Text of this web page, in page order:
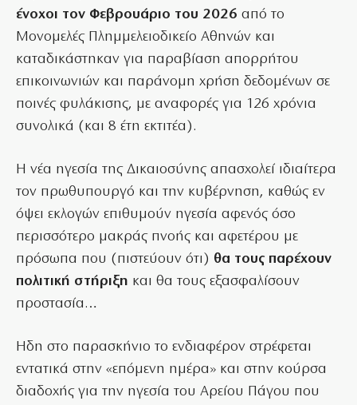
ένοχοι τον Φεβρουάριο του 2026 από το
Μονομελές Πλημμελειοδικείο Αθηνών και
καταδικάστηκαν για παραβίαση απορρήτου
επικοινωνιών και παράνομη χρήση δεδομένων σε
ποινές φυλάκισης, με αναφορές για 126 χρόνια
συνολικά (και 8 έτη εκτιτέα).
Η νέα ηγεσία της Δικαιοσύνης απασχολεί ιδιαίτερα
τον πρωθυπουργό και την κυβέρνηση, καθώς εν
όψει εκλογών επιθυμούν ηγεσία αφενός όσο
περισσότερο μακράς πνοής και αφετέρου με
πρόσωπα που (πιστεύουν ότι) θα τους παρέχουν
πολιτική στήριξη και θα τους εξασφαλίσουν
προστασία…
Ηδη στο παρασκήνιο το ενδιαφέρον στρέφεται
εντατικά στην «επόμενη ημέρα» και στην κούρσα
διαδοχής για την ηγεσία του Αρείου Πάγου που